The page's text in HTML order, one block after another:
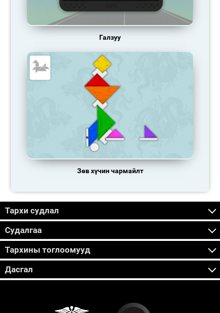
Галзуу
Зөв хүчин чармайлт
Тархи судлал
Судалгаа
Тархины тоглоомууд
Дасгал